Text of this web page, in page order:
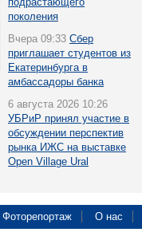
поколения
Вчера 09:33 Сбер
приглашает студентов из
Екатеринбурга в
амбассадоры банка
6 августа 2026 10:26
УБРиР принял участие в
обсуждении перспектив
рынка ИЖС на выставке
Open Village Ural
Фоторепортаж О нас